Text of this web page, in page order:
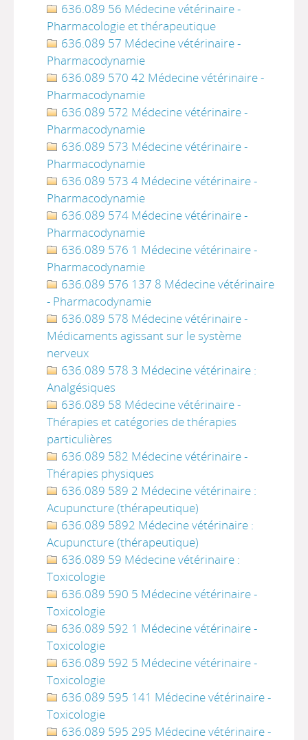
636.089 56 Médecine vétérinaire -
Pharmacologie et thérapeutique
636.089 57 Médecine vétérinaire -
Pharmacodynamie
636.089 570 42 Médecine vétérinaire -
Pharmacodynamie
636.089 572 Médecine vétérinaire -
Pharmacodynamie
636.089 573 Médecine vétérinaire -
Pharmacodynamie
636.089 573 4 Médecine vétérinaire -
Pharmacodynamie
636.089 574 Médecine vétérinaire -
Pharmacodynamie
636.089 576 1 Médecine vétérinaire -
Pharmacodynamie
636.089 576 137 8 Médecine vétérinaire
- Pharmacodynamie
636.089 578 Médecine vétérinaire -
Médicaments agissant sur le système
nerveux
636.089 578 3 Médecine vétérinaire :
Analgésiques
636.089 58 Médecine vétérinaire -
Thérapies et catégories de thérapies
particulières
636.089 582 Médecine vétérinaire -
Thérapies physiques
636.089 589 2 Médecine vétérinaire :
Acupuncture (thérapeutique)
636.089 5892 Médecine vétérinaire :
Acupuncture (thérapeutique)
636.089 59 Médecine vétérinaire :
Toxicologie
636.089 590 5 Médecine vétérinaire -
Toxicologie
636.089 592 1 Médecine vétérinaire -
Toxicologie
636.089 592 5 Médecine vétérinaire -
Toxicologie
636.089 595 141 Médecine vétérinaire -
Toxicologie
636.089 595 295 Médecine vétérinaire -